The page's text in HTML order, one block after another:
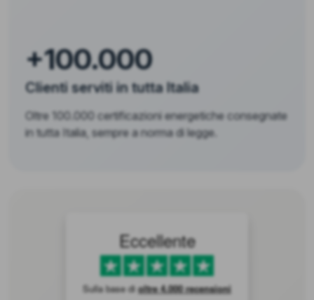
+100.000
Clienti serviti in tutta Italia
Oltre 100.000 certificazioni energetiche consegnate
in tutta Italia, sempre a norma di legge.
Eccellente
Sulla base dioltre 4.000 recensioni